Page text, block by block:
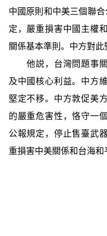
中國原則和中美三個聯
定，嚴重損害中國主權
關係基本準則。中方對此
他説，台灣問題事關
及中國核心利益。中方
堅定不移。中方敦促美
的嚴重危害性，恪守一
公報規定，停止售臺武
重損害中美關係和台海和